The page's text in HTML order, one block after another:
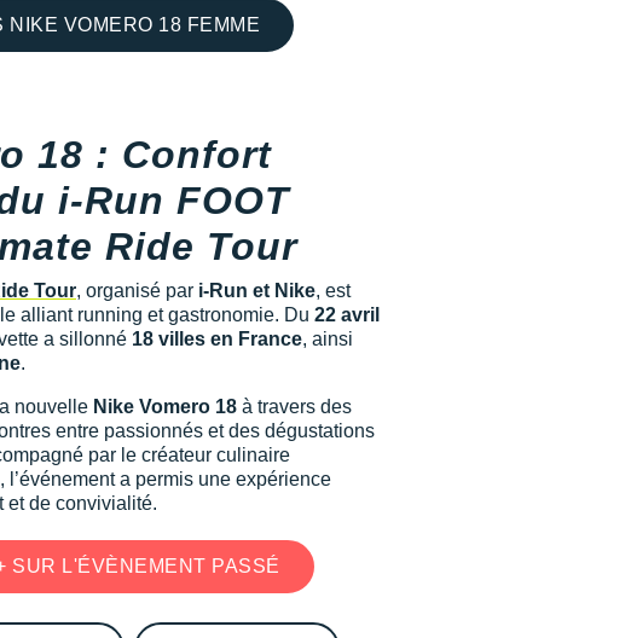
NIKE VOMERO 18 FEMME
18 : Confort
i-Run FOOT
Ride Tour
Tour, organisé par i-Run et Nike, est
alliant running et gastronomie. Du 22 avril
a sillonné 18 villes en France, ainsi
.
nouvelle Nike Vomero 18 à travers des
entre passionnés et des dégustations
par le créateur culinaire
a permis une expérience
et de convivialité.
SUR L'ÉVÈNEMENT PASSÉ